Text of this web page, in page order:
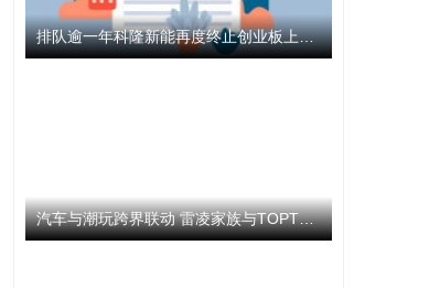
排队逾一年科隆新能再度终止创业板上市 公司撤回发行上市申请文件
汽车与潮玩跨界联动 雷凌家族与TOPTOY开启跨界联名合作